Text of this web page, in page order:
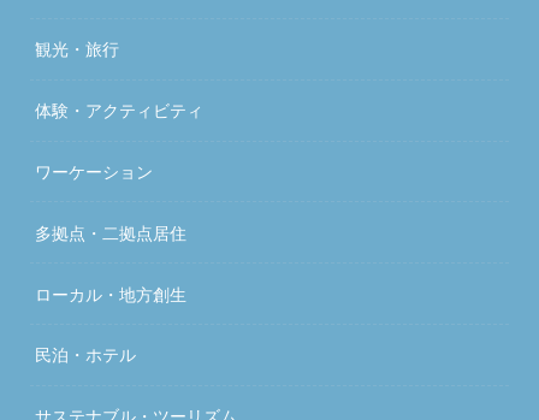
観光・旅行
体験・アクティビティ
ワーケーション
多拠点・二拠点居住
ローカル・地方創生
民泊・ホテル
サステナブル・ツーリズム